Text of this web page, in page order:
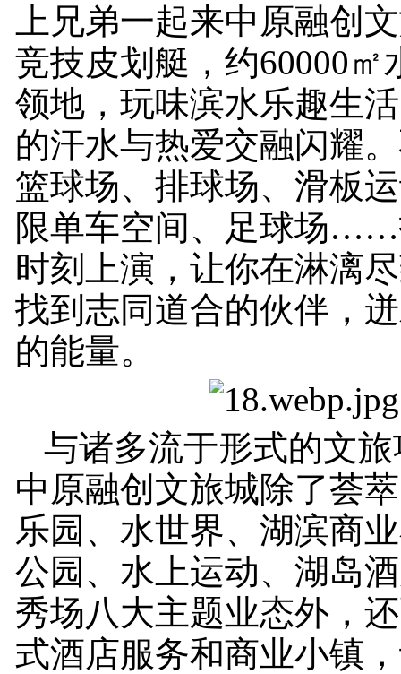
上兄弟一起来中原融创
竞技皮划艇，约60000㎡
领地，玩味滨水乐趣生
的汗水与热爱交融闪耀
篮球场、排球场、滑板
限单车空间、足球场
时刻上演，让你在淋漓
找到志同道合的伙伴，
的能量。
与诸多流于形式的文
中原融创文旅城除了荟
乐园、水世界、湖滨商
公园、水上运动、湖岛
秀场八大主题业态外，
式酒店服务和商业小镇